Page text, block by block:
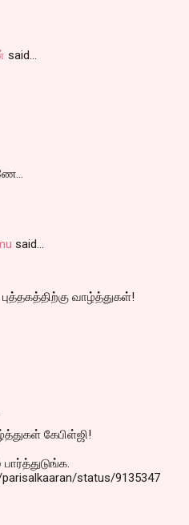
said…
said…
வாழ்த்துகள்!
கேபிள்ஜி!
status/9135347